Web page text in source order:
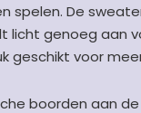
spelen. De
licht genoeg aan
geschikt voor
boorden aan